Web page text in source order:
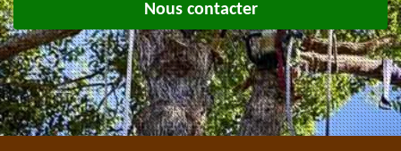
Nous contacter